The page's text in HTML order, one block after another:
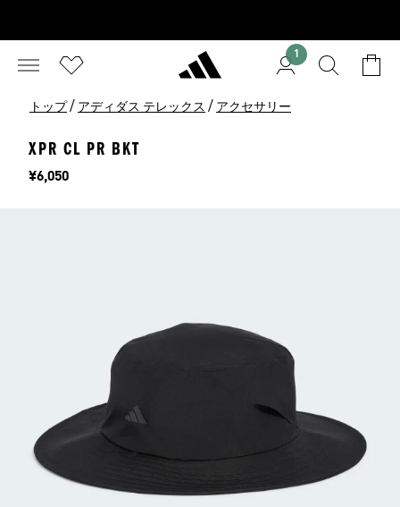
1
トップ / アディダス テレックス / アクセサリー
XPR CL PR BKT
価格
¥6,050